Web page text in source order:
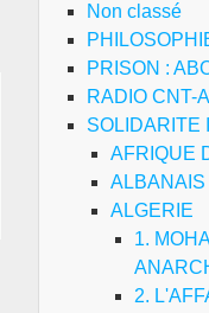
Non classé
PRISON :
RADIO CNT-
SOLIDARITE
AFRIQUE
ALBANAIS
ALGERIE
1.
2.